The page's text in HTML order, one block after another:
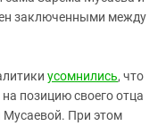
заключенными между
усомнились, что
позицию своего отца
Мусаевой. При этом